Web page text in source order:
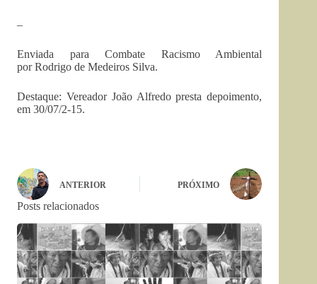
–
Enviada para Combate Racismo Ambiental
por Rodrigo de Medeiros Silva.
Destaque: Vereador João Alfredo presta depoimento,
em 30/07/2-15.
ANTERIOR PRÓXIMO
Posts relacionados